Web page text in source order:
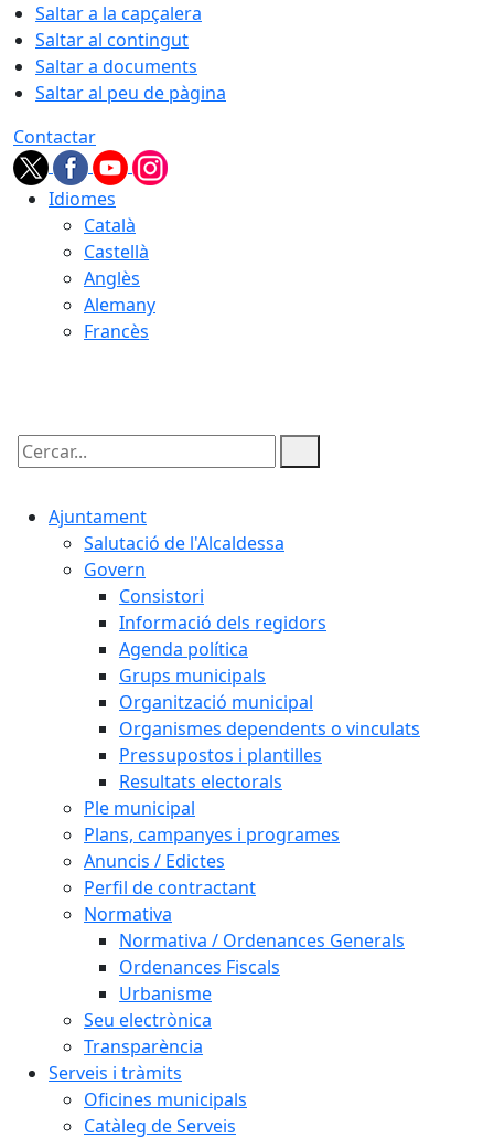
Saltar a la capçalera
Saltar al contingut
Saltar a documents
Saltar al peu de pàgina
Contactar
Idiomes
Català
Castellà
Anglès
Alemany
Francès
Cercar:
Ajuntament
Salutació de l'Alcaldessa
Govern
Consistori
Informació dels regidors
Agenda política
Grups municipals
Organització municipal
Organismes dependents o vinculats
Pressupostos i plantilles
Resultats electorals
Ple municipal
Plans, campanyes i programes
Anuncis / Edictes
Perfil de contractant
Normativa
Normativa / Ordenances Generals
Ordenances Fiscals
Urbanisme
Seu electrònica
Transparència
Serveis i tràmits
Oficines municipals
Catàleg de Serveis